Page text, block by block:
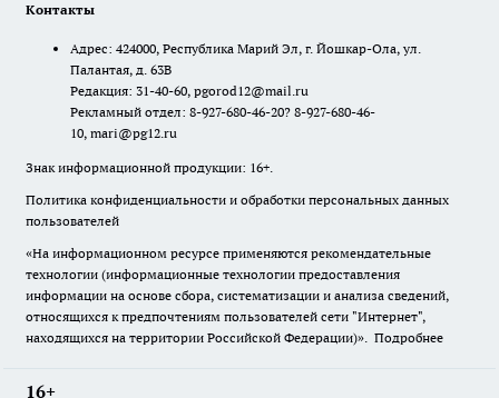
Контакты
Адрес: 424000, Республика Марий Эл, г. Йошкар-Ола, ул.
Палантая, д. 63В
Редакция: 31-40-60, pgorod12@mail.ru
Рекламный отдел: 8-927-680-46-20? 8-927-680-46-
10, mari@pg12.ru
Знак информационной продукции: 16+.
Политика конфиденциальности и обработки персональных данных
пользователей
«На информационном ресурсе применяются рекомендательные
технологии (информационные технологии предоставления
информации на основе сбора, систематизации и анализа сведений,
относящихся к предпочтениям пользователей сети "Интернет",
находящихся на территории Российской Федерации)». Подробнее
16+